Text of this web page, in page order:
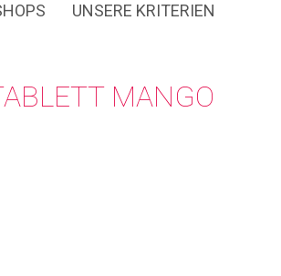
UNSERE KRITERIEN
MANGO